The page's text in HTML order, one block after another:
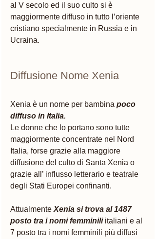
al V secolo ed il suo culto si è
maggiormente diffuso in tutto l’oriente
cristiano specialmente in Russia e in
Ucraina.
Diffusione Nome Xenia
Xenia è un nome per bambina poco
diffuso in Italia.
Le donne che lo portano sono tutte
maggiormente concentrate nel Nord
Italia, forse grazie alla maggiore
diffusione del culto di Santa Xenia o
grazie all’ influsso letterario e teatrale
degli Stati Europei confinanti.
Attualmente Xenia si trova al 1487
posto tra i nomi femminili italiani e al
7 posto tra i nomi femminili più diffusi